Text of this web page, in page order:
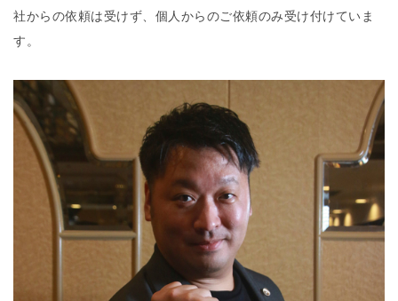
社からの依頼は受けず、個人からのご依頼のみ受け付けていま
す。